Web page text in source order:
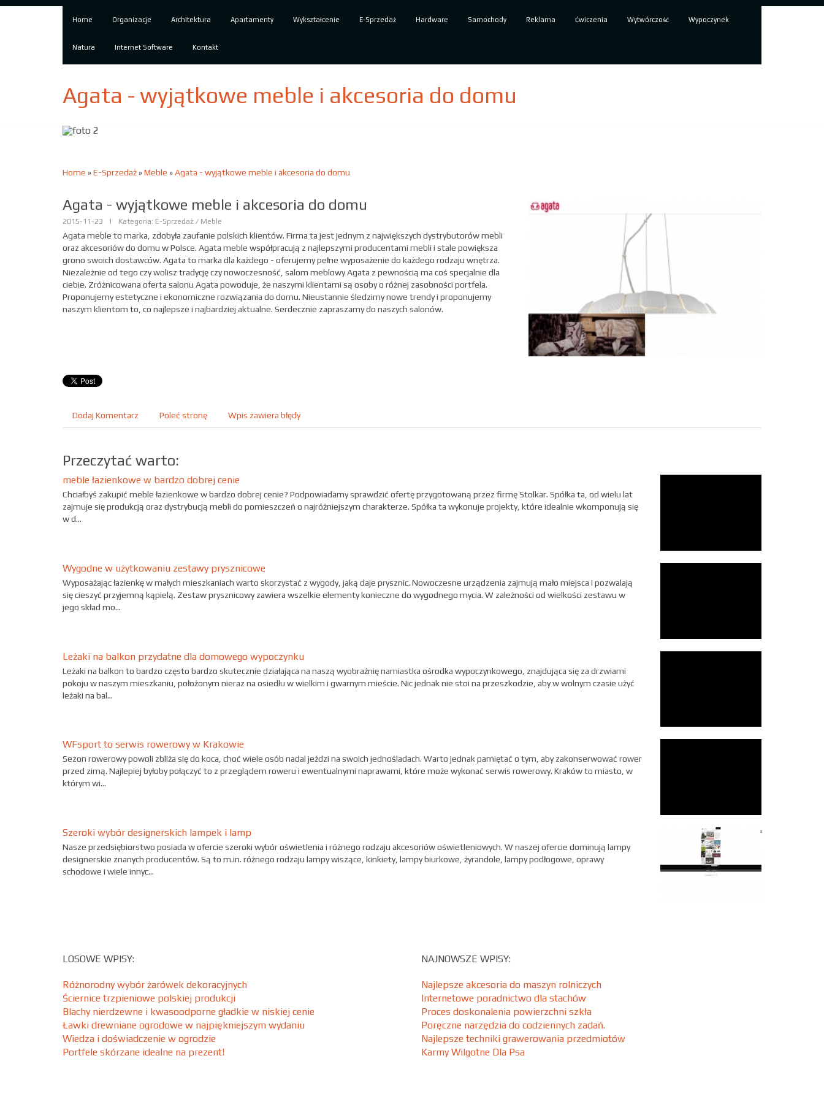
Home Organizacje Architektura Apartamenty Wykształcenie E-Sprzedaż Hardware Samochody Reklama Ćwiczenia Wytwórczość Wypoczynek
Natura Internet Software Kontakt
Agata - wyjątkowe meble i akcesoria do domu
Home »E-Sprzedaż»Meble »Agata - wyjątkowe meble i akcesoria do domu
Agata - wyjątkowe meble i akcesoria do domu
2015-11-23 | Kategoria: E-Sprzedaż / Meble
Agata meble to marka, zdobyła zaufanie polskich klientów. Firma ta jest jednym z największych dystrybutorów mebli
oraz akcesoriów do domu w Polsce. Agata meble współpracują z najlepszymi producentami mebli i stale powiększa
grono swoich dostawców. Agata to marka dla każdego - oferujemy pełne wyposażenie do każdego rodzaju wnętrza.
Niezależnie od tego czy wolisz tradycję czy nowoczesność, salom meblowy Agata z pewnością ma coś specjalnie dla
ciebie. Zróżnicowana oferta salonu Agata powoduje, że naszymi klientami są osoby o różnej zasobności portfela.
Proponujemy estetyczne i ekonomiczne rozwiązania do domu. Nieustannie śledzimy nowe trendy i proponujemy
naszym klientom to, co najlepsze i najbardziej aktualne. Serdecznie zapraszamy do naszych salonów.
Dodaj Komentarz Poleć stronę Wpis zawiera błędy
Przeczytać warto:
meble łazienkowe w bardzo dobrej cenie
Chciałbyś zakupić meble łazienkowe w bardzo dobrej cenie? Podpowiadamy sprawdzić ofertę przygotowaną przez firmę Stolkar. Spółka ta, od wielu lat
zajmuje się produkcją oraz dystrybucją mebli do pomieszczeń o najróżniejszym charakterze. Spółka ta wykonuje projekty, które idealnie wkomponują się
w d...
Wygodne w użytkowaniu zestawy prysznicowe
Wyposażając łazienkę w małych mieszkaniach warto skorzystać z wygody, jaką daje prysznic. Nowoczesne urządzenia zajmują mało miejsca i pozwalają
się cieszyć przyjemną kąpielą. Zestaw prysznicowy zawiera wszelkie elementy konieczne do wygodnego mycia. W zależności od wielkości zestawu w
jego skład mo...
Leżaki na balkon przydatne dla domowego wypoczynku
Leżaki na balkon to bardzo często bardzo skutecznie działająca na naszą wyobraźnię namiastka ośrodka wypoczynkowego, znajdująca się za drzwiami
pokoju w naszym mieszkaniu, położonym nieraz na osiedlu w wielkim i gwarnym mieście. Nic jednak nie stoi na przeszkodzie, aby w wolnym czasie użyć
leżaki na bal...
WFsport to serwis rowerowy w Krakowie
Sezon rowerowy powoli zbliża się do koca, choć wiele osób nadal jeździ na swoich jednośladach. Warto jednak pamiętać o tym, aby zakonserwować rower
przed zimą. Najlepiej byłoby połączyć to z przeglądem roweru i ewentualnymi naprawami, które może wykonać serwis rowerowy. Kraków to miasto, w
którym wi...
Szeroki wybór designerskich lampek i lamp
Nasze przedsiębiorstwo posiada w ofercie szeroki wybór oświetlenia i różnego rodzaju akcesoriów oświetleniowych. W naszej ofercie dominują lampy
designerskie znanych producentów. Są to m.in. różnego rodzaju lampy wiszące, kinkiety, lampy biurkowe, żyrandole, lampy podłogowe, oprawy
schodowe i wiele innyc...
LOSOWE WPISY:
Różnorodny wybór żarówek dekoracyjnych
Ściernice trzpieniowe polskiej produkcji
Blachy nierdzewne i kwasoodporne gładkie w niskiej cenie
Ławki drewniane ogrodowe w najpiękniejszym wydaniu
Wiedza i doświadczenie w ogrodzie
Portfele skórzane idealne na prezent!
NAJNOWSZE WPISY:
Najlepsze akcesoria do maszyn rolniczych
Internetowe poradnictwo dla stachów
Proces doskonalenia powierzchni szkła
Poręczne narzędzia do codziennych zadań.
Najlepsze techniki grawerowania przedmiotów
Karmy Wilgotne Dla Psa